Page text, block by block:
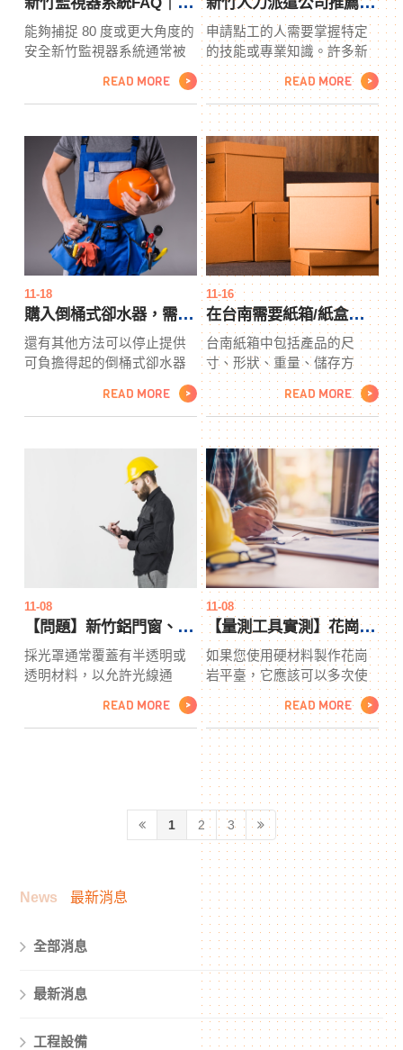
能夠捕捉 80 度或更大角度的
安全新竹監視器系統通常被
認為是廣角安全攝像機。術
語“超廣角”通常是指攝像機可
捕捉到 360 度。在這個方便
的小指南中，我們將帶您了
解購買家庭安全新竹監視器
系統時需要了解的一切。這
應該對潛在的入侵者起到威
懾作用。
READ MORE >
申請點工的人需要掌握特定
的技能或專業知識。許多新
竹人力派遣​​​​​​​需要不同的技
能，例如框架師、修剪木匠
或屋頂工。與新竹人力派遣
合作可能是您的最佳選擇。
新竹人力派遣為他們手下的
任何人提供工作保障，因為
他們從事大量的建築項目。
許多機構提供點工機會。嘗
試發送您的申請，新竹人力
派遣會將您發送給潛在雇主
進行面試。
READ MORE >
11-18
購入倒桶式卻水器，需要準備多少預算？各廠商價格比一比
還有其他方法可以停止提供
可負擔得起的倒桶式卻水器
的在線商店。很有可能，他
們可能對特定品牌或供應商
在任何公司中，正確類型的
倒桶式卻水器​​​​​​​對於確保順
利、高效的運營至關重要。
這將確保防水圈​​​​​​​獲得可能的
READ MORE >
11-16
在台南需要紙箱/紙盒設計要找誰？五大業界知名廠商任你挑
台南紙箱中包括產品的尺
寸、形狀、重量、儲存方
式、運輸方式和法律要求。
機器旨在促進每分鐘生產
100 - 300 個成品包裝產品。
這就是為什麼台南紙箱技術
已成為製造系統最快、最安
全的生產方式之一。與紙盒
設計一起，這種紙盒設計的
印刷成為其不可或缺的一部
分，因為這是全世界所有商
品的法律要求。在印刷中，
必須提及產品名稱、台南紙
箱名稱和地址、安全措施和
法律要求。這些在提及台南
紙箱產品有效期的食品的情
況下更為具體。
READ MORE >
11-08
【問題】新竹鋁門窗、採光罩一起做的話價格大概多少？
採光罩通常覆蓋有半透明或
透明材料，以允許光線通
過，同時還可以防止極端天
氣條件。新竹鋁門窗是一種
格有多種款式和設計。新竹
鋁門窗可以是矩形、橢圓
下時，它們可能是享受雨水
READ MORE >
11-08
【量測工具實測】花崗岩平臺搭配平行墊規最有效率！
如果您使用硬材料製作花崗
岩平臺，它應該可以多次使
用，在購買現成的花崗岩平
臺時，最好選擇那些經過激
光切割的堅固花崗岩製成的
平行墊規，以確保精度。這
些預製墊規有多種形狀和尺
寸，可在線購買，也可在被
子和工藝品商店購買。最好
不要試圖通過重複使用稍微
磨損的墊規來節省時間和金
錢 - 它們只會導致不准確，
從而產生令人失望的結果。
READ MORE >
1 2 3
News 最新消息
全部消息
最新消息
工程設備